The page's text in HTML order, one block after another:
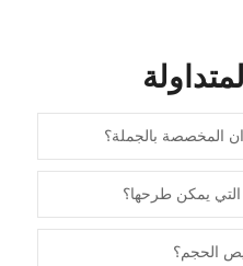
المخصصة بالجملة؟
التي يمكن طرحها؟
الحجم؟